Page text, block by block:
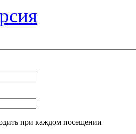
при каждом посещении